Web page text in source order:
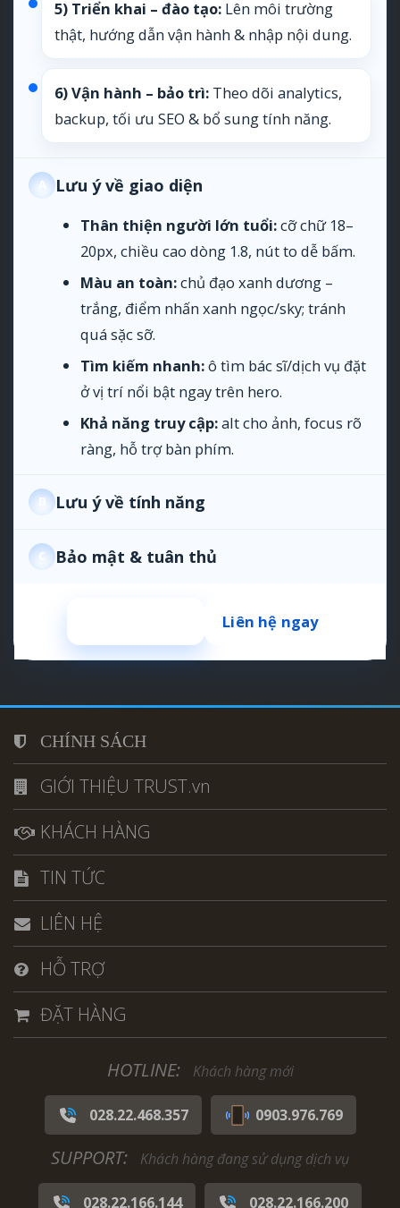
5) Triển khai – đào tạo: Lên môi trường
thật, hướng dẫn vận hành & nhập nội dung.
6) Vận hành – bảo trì: Theo dõi analytics,
backup, tối ưu SEO & bổ sung tính năng.
A Lưu ý về giao diện
Thân thiện người lớn tuổi:cỡ chữ 18–
20px, chiều cao dòng 1.8, nút to dễ bấm.
Màu an toàn:chủ đạo xanh dương –
trắng, điểm nhấn xanh ngọc/sky; tránh
quá sặc sỡ.
Tìm kiếm nhanh:ô tìm bác sĩ/dịch vụ đặt
ở vị trí nổi bật ngay trên hero.
Khả năng truy cập:alt cho ảnh, focus rõ
ràng, hỗ trợ bàn phím.
B Lưu ý về tính năng
C Bảo mật & tuân thủ
Liên hệ ngay
CHÍNH SÁCH
GIỚI THIỆU TRUST.vn
KHÁCH HÀNG
TIN TỨC
LIÊN HỆ
HỖ TRỢ
ĐẶT HÀNG
HOTLINE: Khách hàng mới
028.22.468.357 0903.976.769
SUPPORT: Khách hàng đang sử dụng dịch vụ
028.22.166.144 028.22.166.200